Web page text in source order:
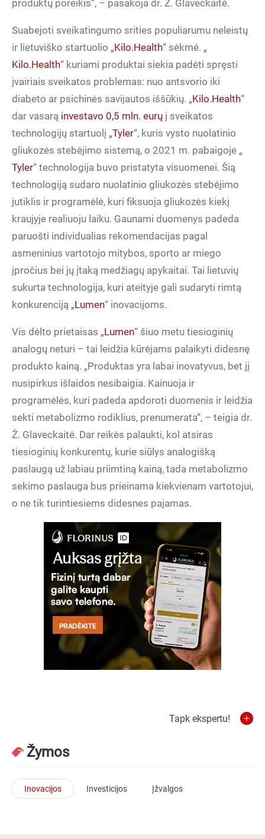
produktų poreikis“, – pasakoja dr. Ž. Glaveckaitė.
Suabejoti sveikatingumo srities populiarumu neleistų
ir lietuviško startuolio „Kilo.Health“ sėkmė. „
Kilo.Health“ kuriami produktai siekia padėti spręsti
įvairiais sveikatos problemas: nuo antsvorio iki
diabeto ar psichinės savijautos iššūkių. „Kilo.Health“
dar vasarą investavo 0,5 mln. eurų į sveikatos
technologijų startuolį „Tyler“, kuris vysto nuolatinio
gliukozės stebėjimo sistemą, o 2021 m. pabaigoje „
Tyler“ technologija buvo pristatyta visuomenei. Šią
technologiją sudaro nuolatinio gliukozės stebėjimo
jutiklis ir programėlė, kuri fiksuoja gliukozės kiekį
kraujyje realiuoju laiku. Gaunami duomenys padeda
paruošti individualias rekomendacijas pagal
asmeninius vartotojo mitybos, sporto ar miego
įpročius bei jų įtaką medžiagų apykaitai. Tai lietuvių
sukurta technologija, kuri ateityje gali sudaryti rimtą
konkurenciją „Lumen“ inovacijoms.
Vis dėlto prietaisas „Lumen“ šiuo metu tiesioginių
analogų neturi – tai leidžia kūrėjams palaikyti didesnę
produkto kainą. „Produktas yra labai inovatyvus, bet jį
nusipirkus išlaidos nesibaigia. Kainuoja ir
programėlės, kuri padeda apdoroti duomenis ir leidžia
sekti metabolizmo rodiklius, prenumerata“, – teigia dr.
Ž. Glaveckaitė. Dar reikės palaukti, kol atsiras
tiesioginių konkurentų, kurie siūlys analogišką
paslaugą už labiau priimtiną kainą, tada metabolizmo
sekimo paslauga bus prieinama kiekvienam vartotojui,
o ne tik turintiesiems didesnes pajamas.
Tapk ekspertu!
Žymos
Inovacijos Investicijos Įžvalgos